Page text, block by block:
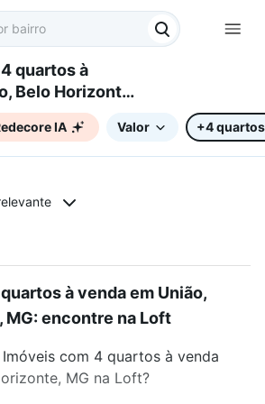
quartos à
Belo Horizonte,
IA Valor +4 quartos
à venda em União,
MG: encontre na Loft
com 4 quartos à venda
MG na Loft?